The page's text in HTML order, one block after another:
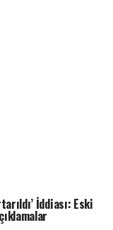
İddiası: Eski